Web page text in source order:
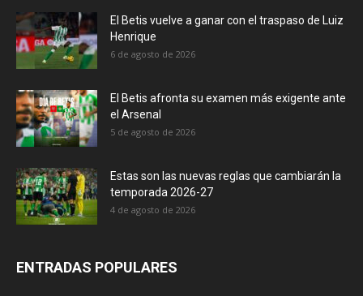
El Betis vuelve a ganar con el traspaso de Luiz
Henrique
6 de agosto de 2026
El Betis afronta su examen más exigente ante
el Arsenal
5 de agosto de 2026
Estas son las nuevas reglas que cambiarán la
temporada 2026-27
4 de agosto de 2026
ENTRADAS POPULARES